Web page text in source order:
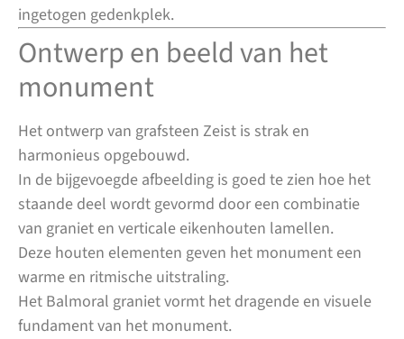
ingetogen gedenkplek.
Ontwerp en beeld van het
monument
Het ontwerp van grafsteen Zeist is strak en
harmonieus opgebouwd.
In de bijgevoegde afbeelding is goed te zien hoe het
staande deel wordt gevormd door een combinatie
van graniet en verticale eikenhouten lamellen.
Deze houten elementen geven het monument een
warme en ritmische uitstraling.
Het Balmoral graniet vormt het dragende en visuele
fundament van het monument.